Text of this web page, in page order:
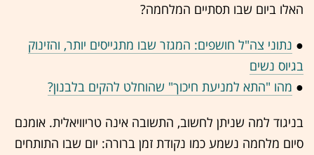
האלו ביום שבו תסתיים המלחמה?
● נתוני צה"ל חושפים: המגזר שבו מתגייסים יותר, והזינוק
בגיוס נשים
● מהו "התא למניעת חיכוך" שהוחלט להקים בלבנון?
בניגוד למה שניתן לחשוב, התשובה אינה טריוויאלית. אומנם
סיום מלחמה נשמע כמו נקודת זמן ברורה: יום שבו התותחים